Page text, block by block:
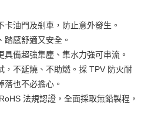
油門及剎車，防止意外發生。
踏感舒適又安全。
具備超強集塵、集水力強可串流。
，不延燒、不助燃。採 TPV 防火耐
落也不必擔心。
法規認證，全面採取無鉛製程，